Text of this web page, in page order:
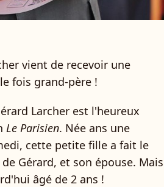
vient de recevoir une
fois grand-père !
Larcher est l'heureux
Le Parisien. Née ans une
cette petite fille a fait le
Gérard, et son épouse. Mais
âgé de 2 ans !